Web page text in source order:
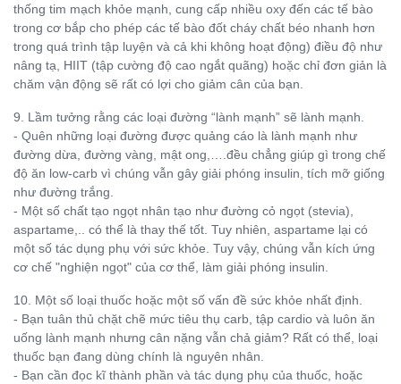
thống tim mạch khỏe mạnh, cung cấp nhiều oxy đến các tế bào
trong cơ bắp cho phép các tế bào đốt cháy chất béo nhanh hơn
trong quá trình tập luyện và cả khi không hoạt động) điều độ như
nâng tạ, HIIT (tập cường độ cao ngắt quãng) hoặc chỉ đơn giản là
chăm vận động sẽ rất có lợi cho giảm cân của bạn.
9. Lầm tưởng rằng các loại đường “lành mạnh” sẽ lành mạnh.
- Quên những loại đường được quảng cáo là lành mạnh như
đường dừa, đường vàng, mật ong,….đều chẳng giúp gì trong chế
độ ăn low-carb vì chúng vẫn gây giải phóng insulin, tích mỡ giống
như đường trắng.
- Một số chất tạo ngọt nhân tạo như đường cỏ ngọt (stevia),
aspartame,.. có thể là thay thế tốt. Tuy nhiên, aspartame lại có
một số tác dụng phụ với sức khỏe. Tuy vậy, chúng vẫn kích ứng
cơ chế "nghiện ngọt" của cơ thể, làm giải phóng insulin.
10. Một số loại thuốc hoặc một số vấn đề sức khỏe nhất định.
- Bạn tuân thủ chặt chẽ mức tiêu thụ carb, tập cardio và luôn ăn
uống lành mạnh nhưng cân nặng vẫn chả giảm? Rất có thể, loại
thuốc bạn đang dùng chính là nguyên nhân.
- Bạn cần đọc kĩ thành phần và tác dụng phụ của thuốc, hoặc